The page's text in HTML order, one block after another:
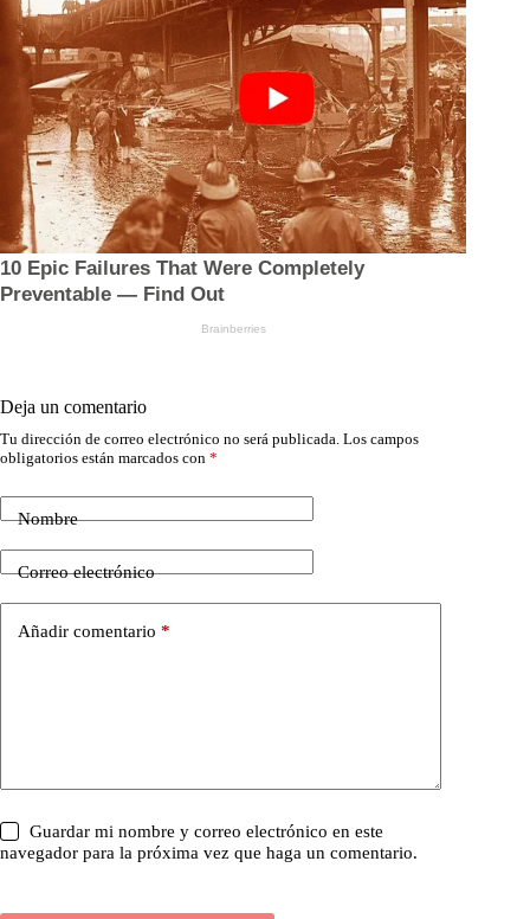
Deja un comentario
Tu dirección de correo electrónico no será publicada. Los campos
obligatorios están marcados con *
Nombre
Correo electrónico
Añadir comentario *
Guardar mi nombre y correo electrónico en este
navegador para la próxima vez que haga un comentario.